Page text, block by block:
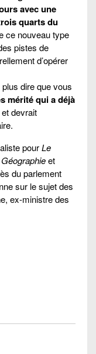
avec une
quarts du
ce nouveau type
pistes de
d’opérer
dire que vous
mérité qui a déjà
et devrait
pourLe
et
du parlement
sur le sujet des
ex-ministre des